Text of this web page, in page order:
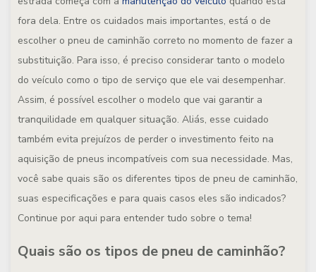
fora dela. Entre os cuidados mais importantes, está o de
escolher o pneu de caminhão correto no momento de fazer a
substituição. Para isso, é preciso considerar tanto o modelo
do veículo como o tipo de serviço que ele vai desempenhar.
Assim, é possível escolher o modelo que vai garantir a
tranquilidade em qualquer situação. Aliás, esse cuidado
também evita prejuízos de perder o investimento feito na
aquisição de pneus incompatíveis com sua necessidade. Mas,
você sabe quais são os diferentes tipos de pneu de caminhão,
suas especificações e para quais casos eles são indicados?
Continue por aqui para entender tudo sobre o tema!
Quais são os tipos de pneu de caminhão?